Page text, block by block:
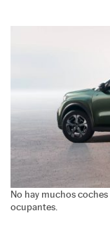
No hay muchos
ocupantes.